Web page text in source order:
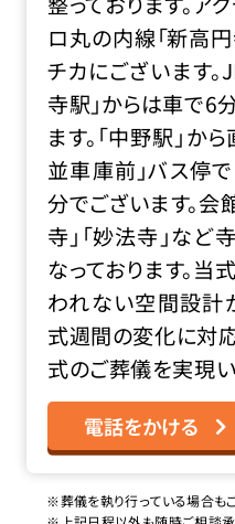
ロ丸の内線「新高
チカにございます。
寺駅」からは車で6
ます。「中野駅」か
並車庫前」バス停
分でございます。会
寺」「妙法寺」な
なっております。
われない空間設計
式週間の変化に対
式のご葬儀を実現い
電話をかける
※葬儀を執り行っている場合も